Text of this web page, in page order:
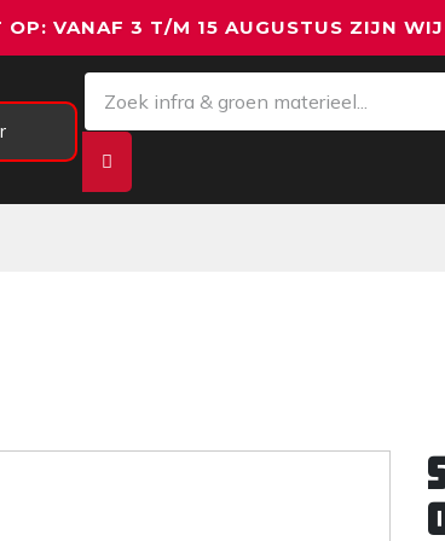
OP: VANAF 3 T/M 15 AUGUSTUS ZIJN